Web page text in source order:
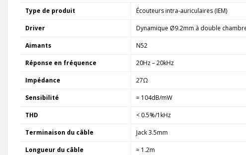
Type de produit Écouteurs intra-auriculaires (IEM)
Driver Dynamique Ø9.2mm à double
Aimants N52
Réponse en fréquence 20Hz – 20kHz
Impédance 27Ω
Sensibilité ≈ 104dB/mW
THD < 0.5%/1kHz
Terminaison du câble Jack 3.5mm
Longueur du câble ≈ 1.2m